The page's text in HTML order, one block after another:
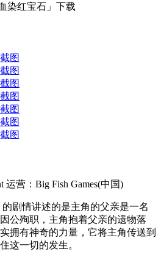
染红宝石」 下载
运营：Big Fish Games(中国)
的剧情讲述的是主角的父亲是一名
公殉职，主角抱着父亲的遗物落
拥有神奇的力量，它将主角传送到
这一切的发生。